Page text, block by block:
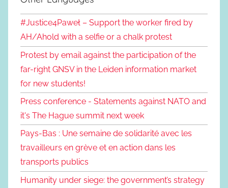
#Justice4Paweł – Support the worker fired by
AH/Ahold with a selfie or a chalk protest
Protest by email against the participation of the
far-right GNSV in the Leiden information market
for new students!
Press conference - Statements against NATO and
it's The Hague summit next week
Pays-Bas : Une semaine de solidarité avec les
travailleurs en grève et en action dans les
transports publics
Humanity under siege: the government’s strategy